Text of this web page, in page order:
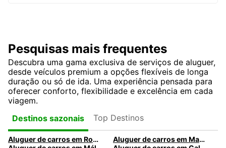
Pesquisas mais frequentes
Descubra uma gama exclusiva de serviços de aluguer,
desde veículos premium a opções flexíveis de longa
duração ou só de ida. Uma experiência pensada para
oferecer conforto, flexibilidade e excelência em cada
viagem.
Destinos sazonais
Top Destinos
Aluguer de carros em Roma
Aluguer de carros em Madrid